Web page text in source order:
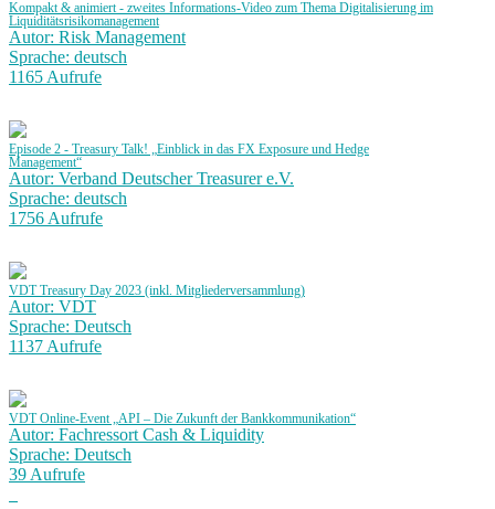
Kompakt & animiert - zweites Informations-Video zum Thema Digitalisierung im
Liquiditätsrisikomanagement
Autor: Risk Management
Sprache: deutsch
1165 Aufrufe
Episode 2 - Treasury Talk! „Einblick in das FX Exposure und Hedge
Management“
Autor: Verband Deutscher Treasurer e.V.
Sprache: deutsch
1756 Aufrufe
VDT Treasury Day 2023 (inkl. Mitgliederversammlung)
Autor: VDT
Sprache: Deutsch
1137 Aufrufe
VDT Online-Event „API – Die Zukunft der Bankkommunikation“
Autor: Fachressort Cash & Liquidity
Sprache: Deutsch
39 Aufrufe